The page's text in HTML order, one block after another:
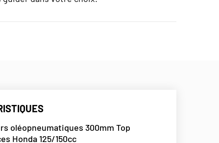
oléopneumatiques 300mm Top
Honda 125/150cc